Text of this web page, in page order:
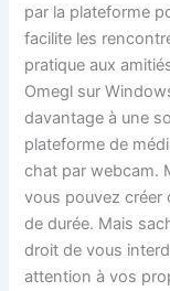
par la plateforme
facilite les
pratique aux
Omegl sur
davantage à une
plateforme de
chat par webcam.
vous pouvez créer
de durée. Mais
droit de vous
attention à vos